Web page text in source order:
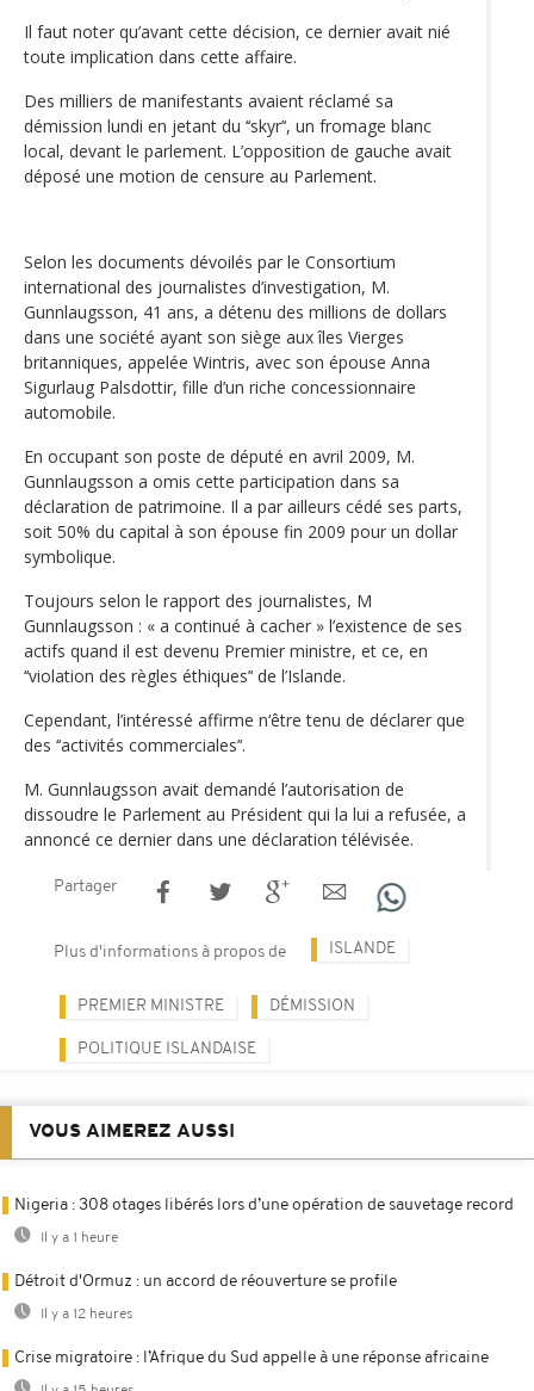
Il faut noter qu’avant cette décision, ce dernier avait nié
toute implication dans cette affaire.
Des milliers de manifestants avaient réclamé sa
démission lundi en jetant du ‘‘skyr’‘, un fromage blanc
local, devant le parlement. L’opposition de gauche avait
déposé une motion de censure au Parlement.
Selon les documents dévoilés par le Consortium
international des journalistes d’investigation, M.
Gunnlaugsson, 41 ans, a détenu des millions de dollars
dans une société ayant son siège aux îles Vierges
britanniques, appelée Wintris, avec son épouse Anna
Sigurlaug Palsdottir, fille d’un riche concessionnaire
automobile.
En occupant son poste de député en avril 2009, M.
Gunnlaugsson a omis cette participation dans sa
déclaration de patrimoine. Il a par ailleurs cédé ses parts,
soit 50% du capital à son épouse fin 2009 pour un dollar
symbolique.
Toujours selon le rapport des journalistes, M
Gunnlaugsson : « a continué à cacher » l’existence de ses
actifs quand il est devenu Premier ministre, et ce, en
‘‘violation des règles éthiques’‘ de l’Islande.
Cependant, l’intéressé affirme n‘être tenu de déclarer que
des ‘‘activités commerciales’‘.
M. Gunnlaugsson avait demandé l’autorisation de
dissoudre le Parlement au Président qui la lui a refusée, a
annoncé ce dernier dans une déclaration télévisée.
Partager
Plus d'informations à propos de ISLANDE
PREMIER MINISTRE DÉMISSION
POLITIQUE ISLANDAISE
VOUS AIMEREZ AUSSI
Nigeria : 308 otages libérés lors d’une opération de sauvetage record
Il y a 1 heure
Détroit d'Ormuz : un accord de réouverture se profile
Il y a 12 heures
Crise migratoire : l’Afrique du Sud appelle à une réponse africaine